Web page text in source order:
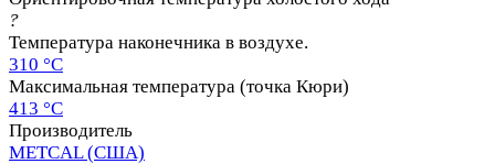
?
Температура наконечника в воздухе.
310 °C
Максимальная температура (точка Кюри)
413 °C
Производитель
METCAL (США)